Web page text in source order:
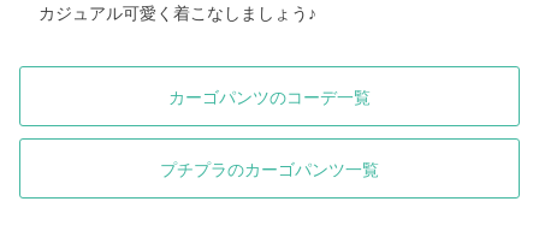
カジュアル可愛く着こなしましょう♪
カーゴパンツのコーデ一覧
プチプラのカーゴパンツ一覧